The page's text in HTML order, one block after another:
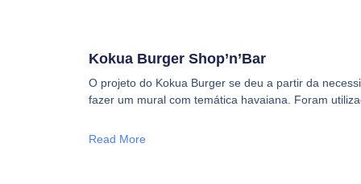
Kokua Burger Shop’n’Bar
O projeto do Kokua Burger se deu a partir da
fazer um mural com temática havaiana. Foram
Read More